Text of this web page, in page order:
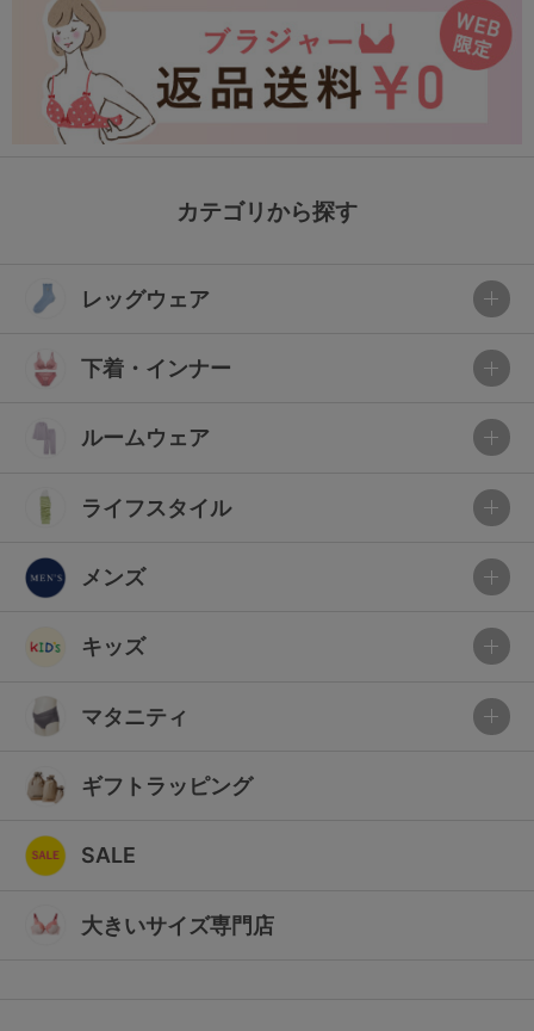
カテゴリから探す
レッグウェア
下着・インナー
ルームウェア
ライフスタイル
メンズ
キッズ
マタニティ
ギフトラッピング
SALE
大きいサイズ専門店